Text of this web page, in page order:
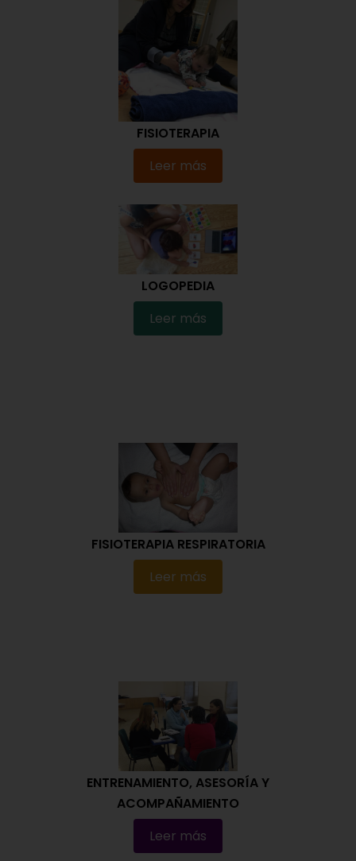
FISIOTERAPIA
Leer más
LOGOPEDIA
Leer más
FISIOTERAPIA RESPIRATORIA
Leer más
ENTRENAMIENTO, ASESORÍA Y
ACOMPAÑAMIENTO
Leer más